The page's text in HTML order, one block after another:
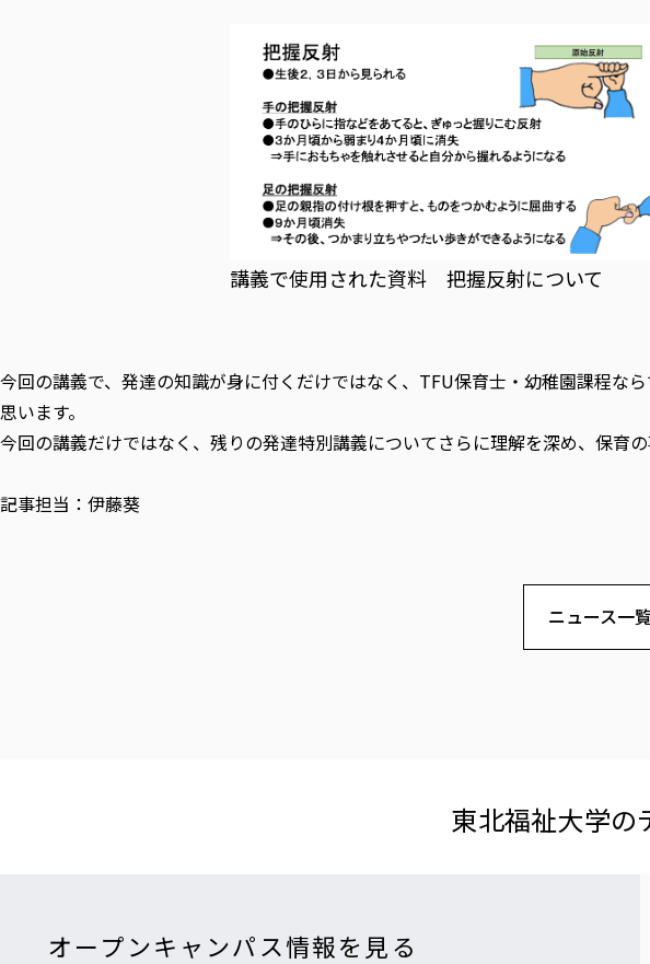
講義で使用された資料 把握反射について
今回の講義で、発達の知識が身に付くだけではなく、TFU保育士・幼稚園課程な
思います。
今回の講義だけではなく、残りの発達特別講義についてさらに理解を深め、保育の
記事担当：伊藤葵
ニュース一
東北福祉大学の​
オープンキャンパス情報を見る